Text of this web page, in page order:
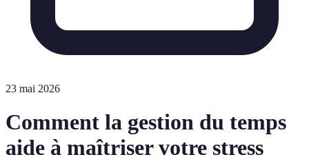
23 mai 2026
Comment la gestion du temps
aide à maîtriser votre stress